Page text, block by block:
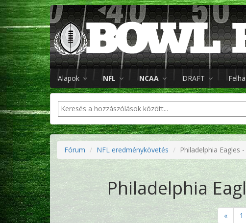
Alapok NFL NCAA DRAFT
Fórum NFL eredménykövetés Philadelphia Eagles
Philadelphia
« 1